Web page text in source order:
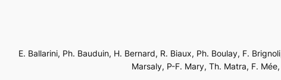
E. Ballarini, Ph. Bauduin, H. Bernard, R. Biaux, Ph. Boulay, F.
Marsaly, P-F. Mary, Th. Matra, F.